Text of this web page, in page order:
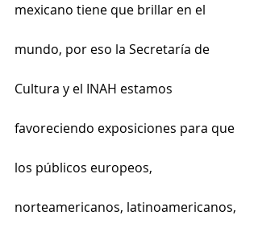
mexicano tiene que brillar en el
mundo, por eso la Secretaría de
Cultura y el INAH estamos
favoreciendo exposiciones para que
los públicos europeos,
norteamericanos, latinoamericanos,